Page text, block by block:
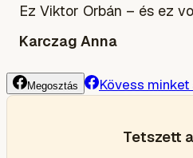
Ez Viktor Orbán – és ez
Karczag Anna
Megosztás Kövess
Tetszett